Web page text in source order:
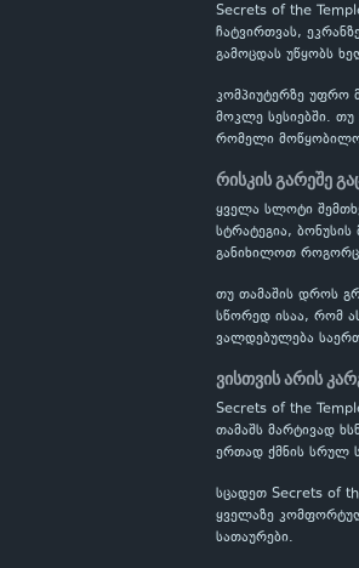
Secrets of the
ჩატვირთვას,
გამოცდას უწყობს
კომპიუტერზე უფრო
მოკლე სესიებში.
რომელი
რისკის გარეშე
ყველა სლოტი
სტრატეგია,
განიხილოთ როგორც
თუ თამაშის დროს
სწორედ ისაა, რომ
ვალდებულება
ვისთვის არის
Secrets of the
თამაშს მარტივად
ერთად ქმნის სრულ
სცადეთ Secrets of
ყველაზე
სათაურები.